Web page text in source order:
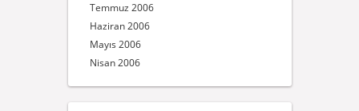
Temmuz 2006
Haziran 2006
Mayıs 2006
Nisan 2006